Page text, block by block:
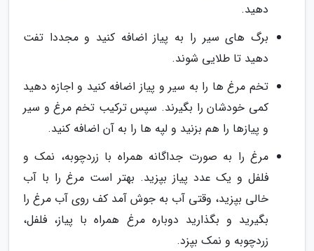
دهید.
برگ های سیر را به پیاز اضافه کنید و مجددا تفت
دهید تا طلایی شوند.
تخم مرغ ها را به سیر و پیاز اضافه کنید و اجازه دهید
کمی خودشان را بگیرند. سپس ترکیب تخم مرغ و سیر
و پیازها را هم بزنید و لپه ها را به آن اضافه کنید.
مرغ را به صورت جداگانه همراه با زردچوبه، نمک و
فلفل و یک عدد پیاز بپزید. بهتر است مرغ را با آب
خالی بپزید، وقتی آب به جوش آمد کف روی آب مرغ را
بگیرید و بگذارید دوباره مرغ همراه با پیاز، فلفل،
زردچوبه و نمک بپزد.